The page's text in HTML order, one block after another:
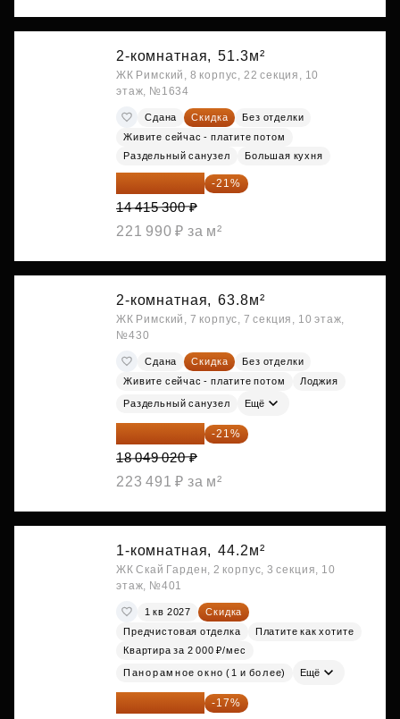
2-комнатная, 51.3м²
ЖК Римский, 8 корпус, 22 секция, 10
этаж, №1634
Сдана Скидка
Без отделки
Живите сейчас - платите потом
Раздельный санузел
Большая кухня
11 388 087 ₽ -21%
14 415 300 ₽
221 990 ₽ за м²
2-комнатная, 63.8м²
ЖК Римский, 7 корпус, 7 секция, 10 этаж,
№430
Сдана Скидка
Без отделки
Живите сейчас - платите потом
Лоджия
Раздельный санузел Ещё
14 258 726 ₽ -21%
18 049 020 ₽
223 491 ₽ за м²
1-комнатная, 44.2м²
ЖК Скай Гарден, 2 корпус, 3 секция, 10
этаж, №401
1 кв 2027
Скидка
Предчистовая отделка
Платите как хотите
Квартира за 2 000 ₽/мес
Панорамное окно (1 и более) Ещё
20 122 271 ₽ -17%